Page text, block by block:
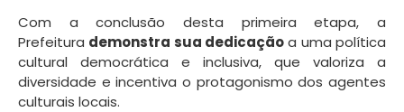
Com a conclusão desta primeira etapa, a
Prefeitura demonstra sua dedicaçãoa uma política
cultural democrática e inclusiva, que valoriza a
diversidade e incentiva o protagonismo dos agentes
culturais locais.